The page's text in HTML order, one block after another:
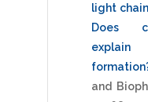
light
Does
and